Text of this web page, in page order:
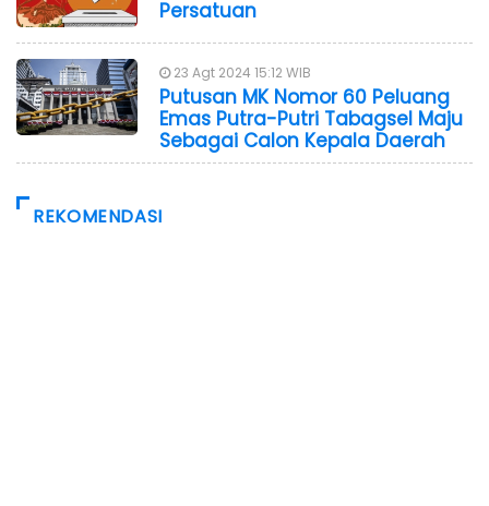
Persatuan
23 Agt 2024 15:12 WIB
Putusan MK Nomor 60 Peluang
Emas Putra-Putri Tabagsel Maju
Sebagai Calon Kepala Daerah
REKOMENDASI